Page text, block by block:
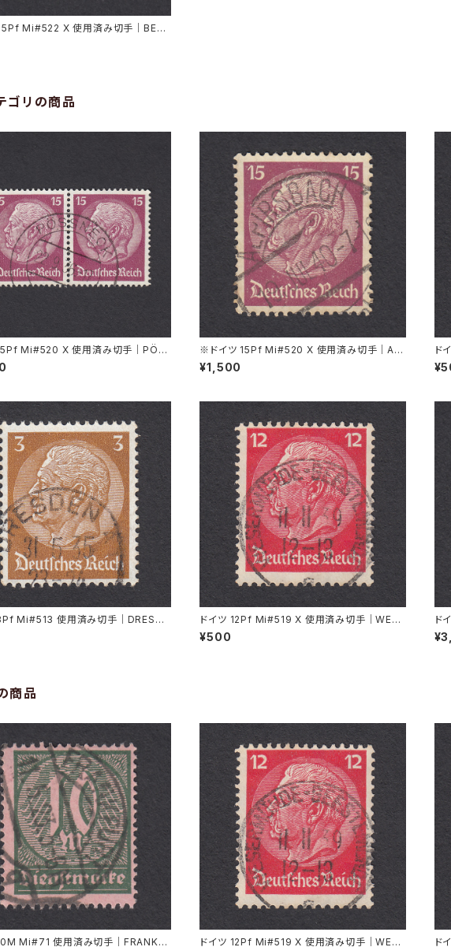
Mi#522 X 使用済み切手｜BERL
ゴリの商品
Mi#520 X 使用済み切手｜PÖS
22.9.1936
※ドイツ 15Pf Mi#520 X 使用済み切手｜AL
PIRSBACH 19.JUL.1940
¥1,500
ド
Mi#513 使用済み切手｜DRESDE
ドイツ 12Pf Mi#519 X 使用済み切手｜WESE
RMÜNDE-GEESTEMÜNDE 11.11.1939
¥500
ド
b.
商品
Mi#71 使用済み切手｜FRANKF ドイツ 12Pf Mi#519 X 使用済み切手｜WESE ド